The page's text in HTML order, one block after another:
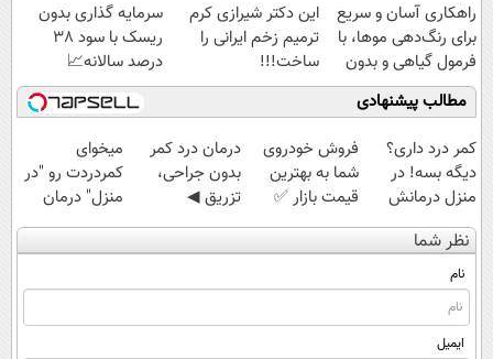
فوق‌العاده)
راهکاری آسان و سریع
برای رنگ‌دهی موها، با
فرمول گیاهی و بدون
آمونیاک
این دکتر شیرازی کرم
ترمیم زخم ایرانی را
ساخت!!!
سرمایه گذاری بدون
ریسک با سود 38
درصد سالانه📈
مطالب پیشنهادی
کمر درد داری؟
دیگه بسه! در
منزل درمانش
کن
(◀پرسش‌نامه)
فروش خودروی
شما به بهترین
قیمت بازار ✅
درمان درد کمر
بدون جراحی،
تزریق ◀
پرسش‌نامه رو پر
کن ▶
میخوای
کمردردت رو "در
منزل" درمان
کنی؟ (◂فیلم +
◂پرسش‌نامه)
نظر شما
نام
ایمیل